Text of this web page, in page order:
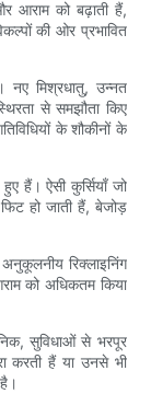
आराम को बढ़ाती हैं,
की ओर प्रभावित
नए मिश्रधातु, उन्नत
से समझौता किए
के शौकीनों के
हैं। ऐसी कुर्सियाँ जो
हो जाती हैं, बेजोड़
रिक्लाइनिंग
को अधिकतम किया
सुविधाओं से भरपूर
करती हैं या उनसे भी